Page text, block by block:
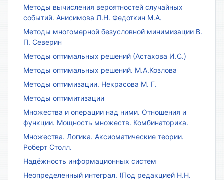
Методы вычисления вероятностей случайных
событий. Анисимова Л.Н. Федоткин М.А.
Методы многомерной безусловной минимизации В.
П. Северин
Методы оптимальных решений (Астахова И.С.)
Методы оптимальных решений. М.А.Козлова
Методы оптимизации. Некрасова М. Г.
Методы оптимитизации
Множества и операции над ними. Отношения и
функции. Мощность множеств. Комбинаторика.
Множества. Логика. Аксиоматические теории.
Роберт Столл.
Надёжность информационных систем
Неопределенный интеграл. (Под редакцией Н.Н.